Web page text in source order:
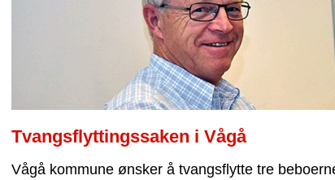
Tvangsflyttingssaken i Vågå
Vågå kommune ønsker å tvangsflytte tre